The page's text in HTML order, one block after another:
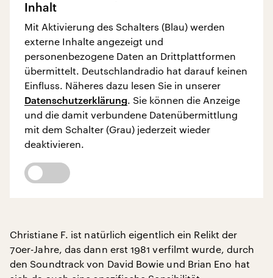
Inhalt
Mit Aktivierung des Schalters (Blau) werden
externe Inhalte angezeigt und
personenbezogene Daten an Drittplattformen
übermittelt. Deutschlandradio hat darauf keinen
Einfluss. Näheres dazu lesen Sie in unserer
Datenschutzerklärung. Sie können die Anzeige
und die damit verbundene Datenübermittlung
mit dem Schalter (Grau) jederzeit wieder
deaktivieren.
Christiane F. ist natürlich eigentlich ein Relikt der
70er-Jahre, das dann erst 1981 verfilmt wurde, durch
den Soundtrack von David Bowie und Brian Eno hat